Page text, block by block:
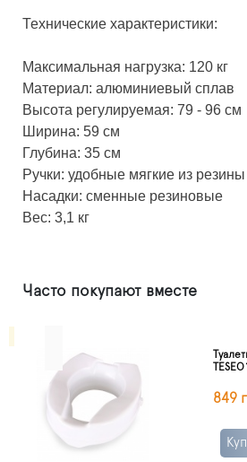
Технические характеристики:
Максимальная нагрузка: 120 кг
Материал: алюминиевый сплав
Высота регулируемая: 79 - 96 см
Ширина: 59 см
Глубина: 35 см
Ручки: удобные мягкие из резины
Насадки: сменные резиновые
Вес: 3,1 кг
Часто покупают вместе
849